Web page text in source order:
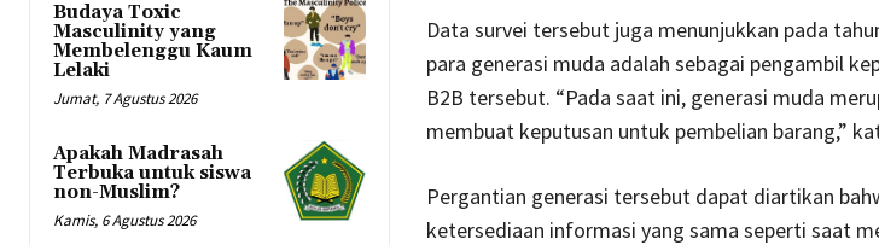
Budaya Toxic
Masculinity yang
Membelenggu Kaum
Lelaki
Jumat, 7 Agustus 2026
Apakah Madrasah
Terbuka untuk siswa
non-Muslim?
Kamis, 6 Agustus 2026
Data survei tersebut juga menunjukkan pada
para generasi muda adalah sebagai pengambil
B2B tersebut. “Pada saat ini, generasi muda
membuat keputusan untuk pembelian barang,”
Pergantian generasi tersebut dapat diartikan
ketersediaan informasi yang sama seperti saat